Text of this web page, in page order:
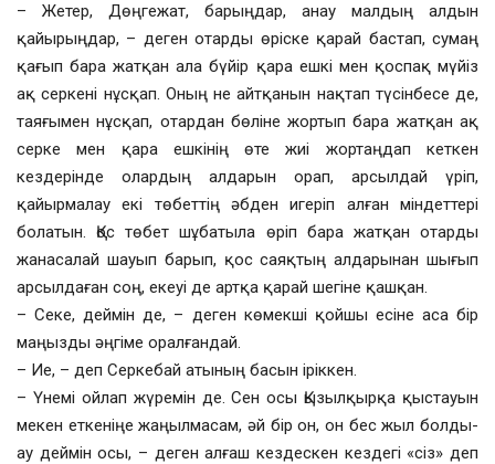
– Жетер, Дөңгежат, барыңдар, анау малдың алдын
қайырыңдар, – деген отарды өріске қарай бастап, сумаң
қағып бара жатқан ала бүйір қара ешкі мен қоспақ мүйіз
ақ серкені нұсқап. Оның не айтқанын нақтап түсінбесе де,
таяғымен нұсқап, отардан бөліне жортып бара жатқан ақ
серке мен қара ешкінің өте жиі жортаңдап кеткен
кездерінде олардың алдарын орап, арсылдай үріп,
қайырмалау екі төбеттің әбден игеріп алған міндеттері
болатын. Қос төбет шұбатыла өріп бара жатқан отарды
жанасалай шауып барып, қос саяқтың алдарынан шығып
арсылдаған соң, екеуі де артқа қарай шегіне қашқан.
– Секе, деймін де, – деген көмекші қойшы есіне аса бір
маңызды әңгіме оралғандай.
– Ие, – деп Серкебай атының басын іріккен.
– Үнемі ойлап жүремін де. Сен осы Қызылқырқа қыстауын
мекен еткеніңе жаңылмасам, әй бір он, он бес жыл болды-
ау деймін осы, – деген алғаш кездескен кездегі «сіз» деп